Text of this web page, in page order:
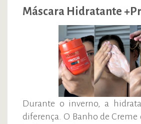
Máscara Hidratante
Durante o inverno, a
diferença. O Banho de Creme